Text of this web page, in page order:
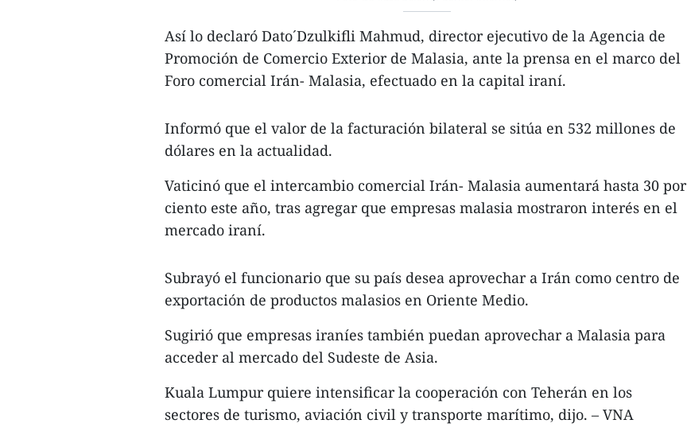
Así lo declaró Dato´Dzulkifli Mahmud, director ejecutivo de la Agencia de
Promoción de Comercio Exterior de Malasia, ante la prensa en el marco del
Foro comercial Irán- Malasia, efectuado en la capital iraní.
Informó que el valor de la facturación bilateral se sitúa en 532 millones de
dólares en la actualidad.
Vaticinó que el intercambio comercial Irán- Malasia aumentará hasta 30 por
ciento este año, tras agregar que empresas malasia mostraron interés en el
mercado iraní.
Subrayó el funcionario que su país desea aprovechar a Irán como centro de
exportación de productos malasios en Oriente Medio.
Sugirió que empresas iraníes también puedan aprovechar a Malasia para
acceder al mercado del Sudeste de Asia.
Kuala Lumpur quiere intensificar la cooperación con Teherán en los
sectores de turismo, aviación civil y transporte marítimo, dijo. – VNA